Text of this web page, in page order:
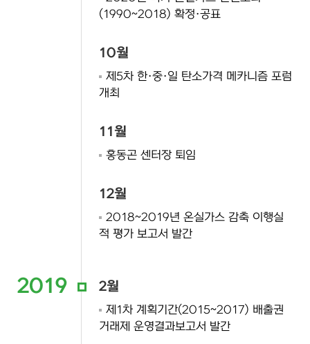
(1990~2018) 확정·공표
10월
제5차 한·중·일 탄소가격 메카니즘 포럼
개최
11월
홍동곤 센터장 퇴임
12월
2018~2019년 온실가스 감축 이행실
적 평가 보고서 발간
2019 2월
제1차 계획기간(2015~2017) 배출권
거래제 운영결과보고서 발간